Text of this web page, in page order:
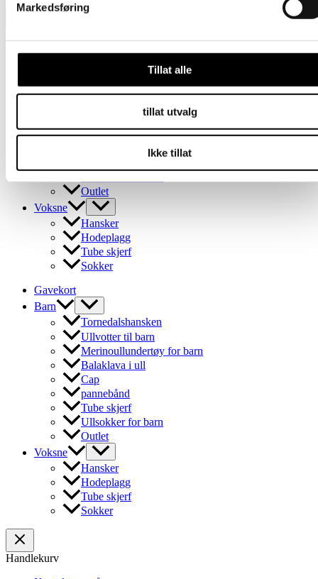
Markedsføring
Tillat alle
tillat utvalg
Ikke tillat
Alternativene
kan
velges
på
Tornedalshansken
Ullvotter til barn
Merinoullundertøy for barn
Cap
Outlet
Voksne
Hansker
Hodeplagg
Tube skjerf
Sokker
Gavekort
Barn
Tornedalshansken
Ullvotter til barn
Merinoullundertøy for barn
Balaklava i ull
Cap
pannebånd
Tube skjerf
Ullsokker for barn
Outlet
Voksne
Hansker
Hodeplagg
Tube skjerf
Sokker
Handlekurv